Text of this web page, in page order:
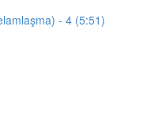
- 4 (5:51)